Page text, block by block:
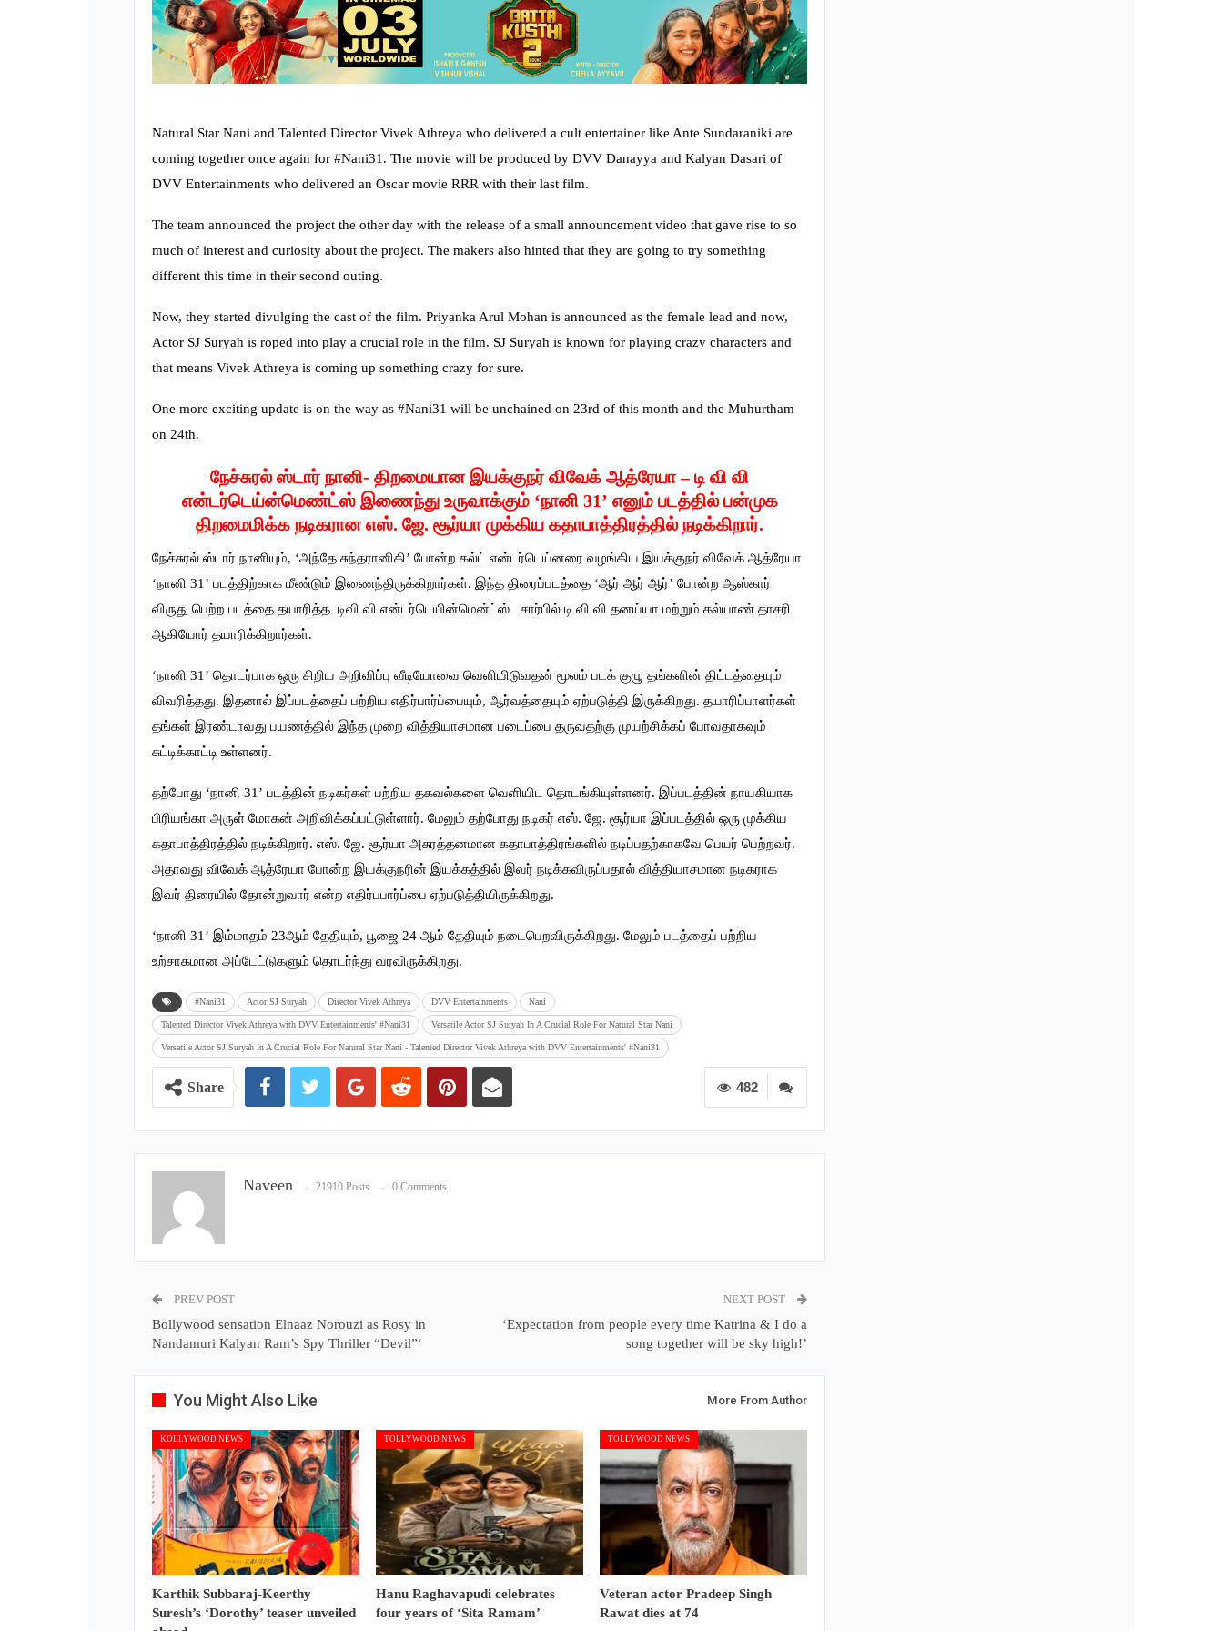
Natural Star Nani and Talented Director Vivek Athreya who delivered a cult entertainer like Ante Sundaraniki are
coming together once again for #Nani31. The movie will be produced by DVV Danayya and Kalyan Dasari of
DVV Entertainments who delivered an Oscar movie RRR with their last film.
The team announced the project the other day with the release of a small announcement video that gave rise to so
much of interest and curiosity about the project. The makers also hinted that they are going to try something
different this time in their second outing.
Now, they started divulging the cast of the film. Priyanka Arul Mohan is announced as the female lead and now,
Actor SJ Suryah is roped into play a crucial role in the film. SJ Suryah is known for playing crazy characters and
that means Vivek Athreya is coming up something crazy for sure.
One more exciting update is on the way as #Nani31 will be unchained on 23rd of this month and the Muhurtham
on 24th.
நேச்சுரல் ஸ்டார் நானி- திறமையான இயக்குநர் விவேக் ஆத்ரேயா – டி வி வி
என்டர்டெய்ன்மெண்ட்ஸ் இணைந்து உருவாக்கும் ‘நானி 31’ எனும் படத்தில் பன்முக
திறமைமிக்க நடிகரான எஸ். ஜே. சூர்யா முக்கிய கதாபாத்திரத்தில் நடிக்கிறார்.
நேச்சுரல் ஸ்டார் நானியும், ‘அந்தே சுந்தரானிகி’ போன்ற கல்ட் என்டர்டெய்னரை வழங்கிய இயக்குநர் விவேக் ஆத்ரேயா
‘நானி 31’ படத்திற்காக மீண்டும் இணைந்திருக்கிறார்கள். இந்த திரைப்படத்தை ‘ஆர் ஆர் ஆர்’ போன்ற ஆஸ்கார்
விருது பெற்ற படத்தை தயாரித்த டிவி வி என்டர்டெயின்மென்ட்ஸ் சார்பில் டி வி வி தனய்யா மற்றும் கல்யாண் தாசரி
ஆகியோர் தயாரிக்கிறார்கள்.
‘நானி 31’ தொடர்பாக ஒரு சிறிய அறிவிப்பு வீடியோவை வெளியிடுவதன் மூலம் படக் குழு தங்களின் திட்டத்தையும்
விவரித்தது. இதனால் இப்படத்தைப் பற்றிய எதிர்பார்ப்பையும், ஆர்வத்தையும் ஏற்படுத்தி இருக்கிறது. தயாரிப்பாளர்கள்
தங்கள் இரண்டாவது பயணத்தில் இந்த முறை வித்தியாசமான படைப்பை தருவதற்கு முயற்சிக்கப் போவதாகவும்
சுட்டிக்காட்டி உள்ளனர்.
தற்போது ‘நானி 31’ படத்தின் நடிகர்கள் பற்றிய தகவல்களை வெளியிட தொடங்கியுள்ளனர். இப்படத்தின் நாயகியாக
பிரியங்கா அருள் மோகன் அறிவிக்கப்பட்டுள்ளார். மேலும் தற்போது நடிகர் எஸ். ஜே. சூர்யா இப்படத்தில் ஒரு முக்கிய
கதாபாத்திரத்தில் நடிக்கிறார். எஸ். ஜே. சூர்யா அசுரத்தனமான கதாபாத்திரங்களில் நடிப்பதற்காகவே பெயர் பெற்றவர்.
அதாவது விவேக் ஆத்ரேயா போன்ற இயக்குநரின் இயக்கத்தில் இவர் நடிக்கவிருப்பதால் வித்தியாசமான நடிகராக
இவர் திரையில் தோன்றுவார் என்ற எதிர்பபார்ப்பை ஏற்படுத்தியிருக்கிறது.
‘நானி 31’ இம்மாதம் 23ஆம் தேதியும், பூஜை 24 ஆம் தேதியும் நடைபெறவிருக்கிறது. மேலும் படத்தைப் பற்றிய
உற்சாகமான அப்டேட்டுகளும் தொடர்ந்து வரவிருக்கிறது.
#Nani31 Actor SJ Suryah Director Vivek Athreya DVV Entertainments Nani
Talented Director Vivek Athreya with DVV Entertainments' #Nani31 Versatile Actor SJ Suryah In A Crucial Role For Natural Star Nani
Versatile Actor SJ Suryah In A Crucial Role For Natural Star Nani - Talented Director Vivek Athreya with DVV Entertainments' #Nani31
482
Share
Naveen 21910 Posts 0 Comments
PREV POST
Bollywood sensation Elnaaz Norouzi as Rosy in
Nandamuri Kalyan Ram’s Spy Thriller “Devil”‘
NEXT POST
‘Expectation from people every time Katrina & I do a
song together will be sky high!’
You Might Also Like More From Author
KOLLYWOOD NEWS
Karthik Subbaraj-Keerthy
Suresh’s ‘Dorothy’ teaser unveiled
TOLLYWOOD NEWS
Hanu Raghavapudi celebrates
four years of ‘Sita Ramam’
TOLLYWOOD NEWS
Veteran actor Pradeep Singh
Rawat dies at 74